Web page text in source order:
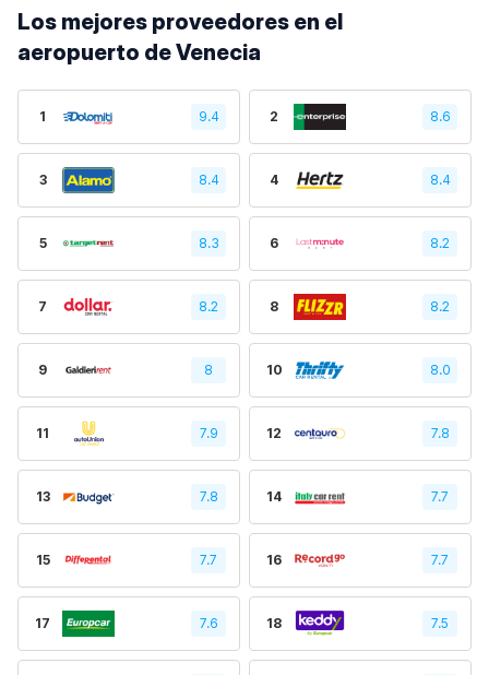
Los mejores proveedores en el
aeropuerto de Venecia
1 9.4 2 8.6
3 8.4 4 8.4
5 8.3 6 8.2
7 8.2 8 8.2
9 8 10 8.0
11 7.9 12 7.8
13 7.8 14 7.7
15 7.7 16 7.7
17 7.6 18 7.5